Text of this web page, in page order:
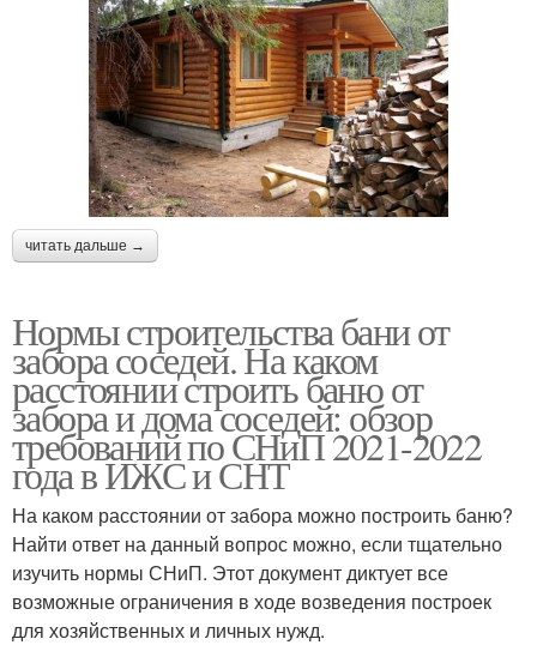
читать дальше →
Нормы строительства бани от
забора соседей. На каком
расстоянии строить баню от
забора и дома соседей: обзор
требований по СНиП 2021-2022
года в ИЖС и СНТ
На каком расстоянии от забора можно построить баню?
Найти ответ на данный вопрос можно, если тщательно
изучить нормы СНиП. Этот документ диктует все
возможные ограничения в ходе возведения построек
для хозяйственных и личных нужд.